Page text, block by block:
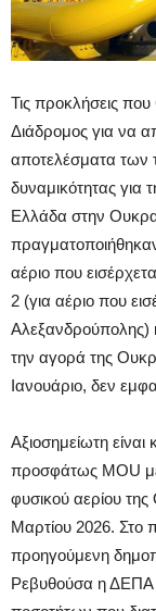
Τις προκλήσεις
Διάδρομος για να
αποτελέσματα των
δυναμικότητας για
Ελλάδα στην
αέριο που
2 (για αέριο που
Aλεξανδρούπολης)
την αγορά της
Ιανουάριο, δεν
Aξιοσημείωτη
προσφάτως MOU
φυσικού αερίου
Μαρτίου 2026. Στο
προηγούμενη
Ρεβυθούσα η ΔΕΠΑ